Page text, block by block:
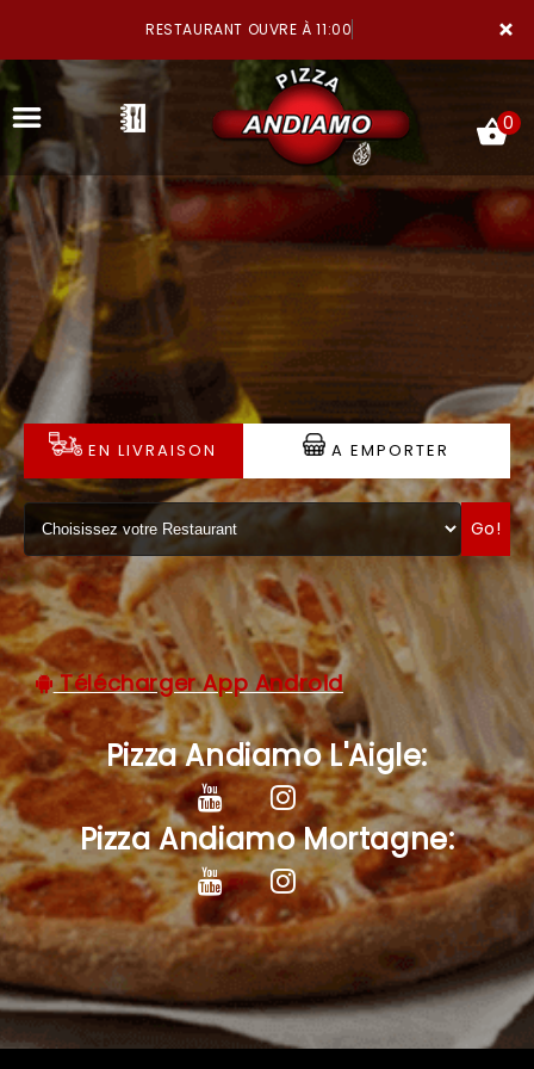
×
RESTAURANT OUVRE À 11:00
ACCUEIL
LA CARTE
NOTRE RESTAURANT
VOS AVIS
MENTIONS LÉGALES
0
EN LIVRAISON A EMPORTER
Go!
Télécharger App Android
Pizza Andiamo L'Aigle:
Pizza Andiamo Mortagne: